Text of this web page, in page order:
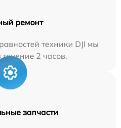
ремонт
техники DJI мы
2 часов.
запчасти